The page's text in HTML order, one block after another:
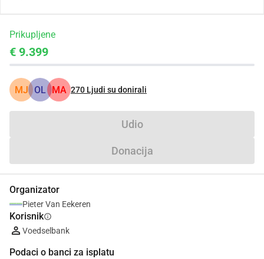
Prikupljene
€ 9.399
MJ OL MA 270 Ljudi su donirali
Udio
Donacija
Organizator
Pieter Van Eekeren
Korisnikinfo
Voedselbank
Podaci o banci za isplatu